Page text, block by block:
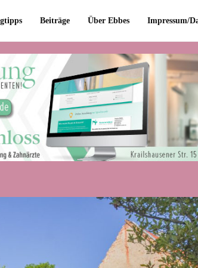
Beiträge Über Ebbes Impressum/